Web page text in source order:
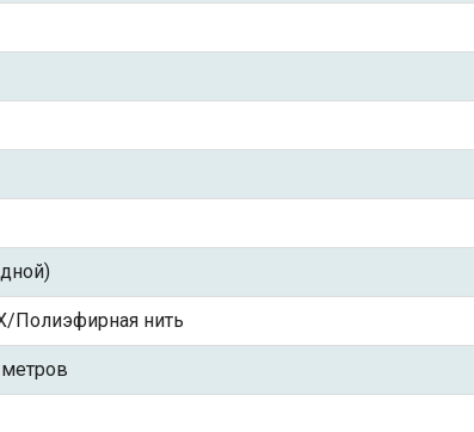
Полиэфирная нить